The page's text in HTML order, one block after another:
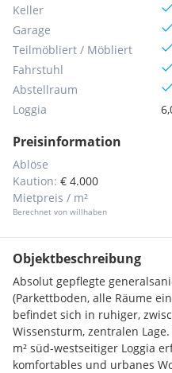
Keller
Garage
Teilmöbliert / Möbliert
Fahrstuhl
Abstellraum
Loggia
Preisinformation
Ablöse
Kaution: € 4.000
Mietpreis / m²
Berechnet von willhaben
Objektbeschreibung
Absolut gepflegte
(Parkettboden, alle Räume
befindet sich in ruhiger,
Wissensturm, zentralen
m² süd-westseitiger Loggia
komfortables und urbanes